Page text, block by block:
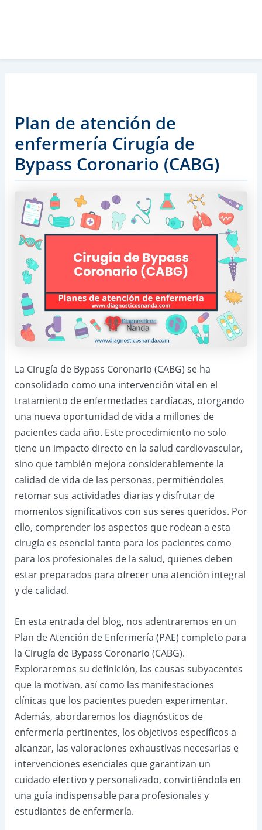
Plan de atención de
enfermería Cirugía de
Bypass Coronario (CABG)
La Cirugía de Bypass Coronario (CABG) se ha
consolidado como una intervención vital en el
tratamiento de enfermedades cardíacas, otorgando
una nueva oportunidad de vida a millones de
pacientes cada año. Este procedimiento no solo
tiene un impacto directo en la salud cardiovascular,
sino que también mejora considerablemente la
calidad de vida de las personas, permitiéndoles
retomar sus actividades diarias y disfrutar de
momentos significativos con sus seres queridos. Por
ello, comprender los aspectos que rodean a esta
cirugía es esencial tanto para los pacientes como
para los profesionales de la salud, quienes deben
estar preparados para ofrecer una atención integral
y de calidad.
En esta entrada del blog, nos adentraremos en un
Plan de Atención de Enfermería (PAE) completo para
la Cirugía de Bypass Coronario (CABG).
Exploraremos su definición, las causas subyacentes
que la motivan, así como las manifestaciones
clínicas que los pacientes pueden experimentar.
Además, abordaremos los diagnósticos de
enfermería pertinentes, los objetivos específicos a
alcanzar, las valoraciones exhaustivas necesarias e
intervenciones esenciales que garantizan un
cuidado efectivo y personalizado, convirtiéndola en
una guía indispensable para profesionales y
estudiantes de enfermería.